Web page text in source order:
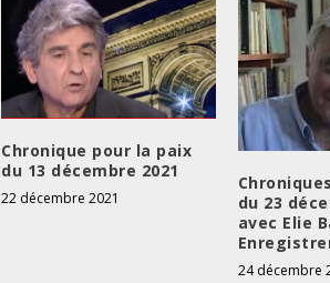
Chronique pour la paix
du 13 décembre 2021
22 décembre 2021
du 23
avec Elie
24 décembre